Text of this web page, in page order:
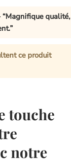
“Magnifique qualité,
ce produit
touche
notre